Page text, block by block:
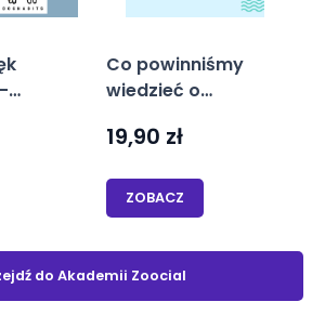
Co powinniśmy
wiedzieć o
book
19,90 zł
ZOBACZ
do Akademii Zoocial